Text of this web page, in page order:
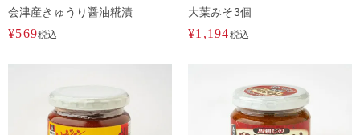
会津産きゅうり醤油糀漬
¥569税込
大葉みそ3個
¥1,194税込